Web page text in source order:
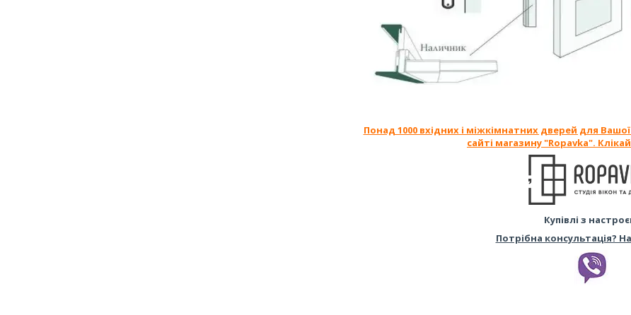
Понад 1000 вхідних і міжкімнатних дверей для
сайті магазину "Ropavka".
Купівлі з
Потрібна консультація?